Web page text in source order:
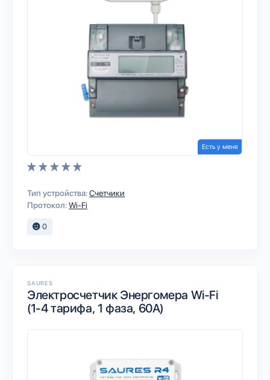
Есть у меня
Тип устройства:Счетчики
Протокол:Wi-Fi
0
SAURES
Электросчетчик Энергомера Wi-Fi
(1-4 тарифа, 1 фаза, 60А)